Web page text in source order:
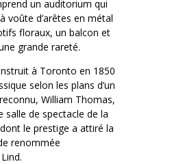
un auditorium qui
voûte d’arêtes en métal
floraux, un balcon et
grande rareté.
à Toronto en 1850
selon les plans d’un
William Thomas,
salle de spectacle de la
le prestige a attiré la
renommée